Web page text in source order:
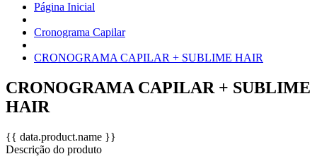
Página Inicial
Cronograma Capilar
CRONOGRAMA CAPILAR + SUBLIME HAIR
CRONOGRAMA CAPILAR + SUBLIME
HAIR
{{ data.product.name }}
Descrição do produto